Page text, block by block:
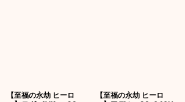
【至福の永劫 ヒーロ
【至福の永劫 ヒーロ